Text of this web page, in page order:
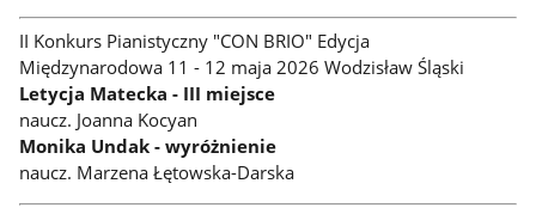
II Konkurs Pianistyczny "CON BRIO" Edycja
Międzynarodowa 11 - 12 maja 2026 Wodzisław Śląski
Letycja Matecka - III miejsce
naucz. Joanna Kocyan
Monika Undak - wyróżnienie
naucz. Marzena Łętowska-Darska